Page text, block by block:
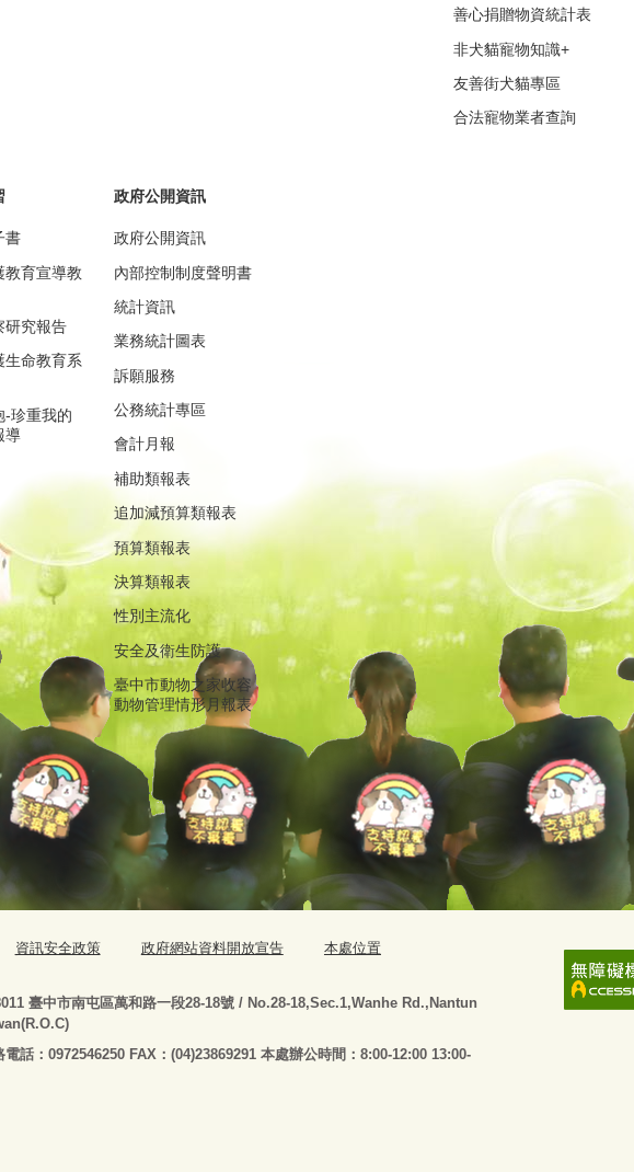
善心捐贈物資統計表
非犬貓寵物知識+
友善街犬貓專區
合法寵物業者查詢
書
教育宣導教
研究報告
生命教育系
-珍重我的
導
政府公開資訊
政府公開資訊
內部控制制度聲明書
統計資訊
業務統計圖表
訴願服務
公務統計專區
會計月報
補助類報表
追加減預算類報表
預算類報表
決算類報表
性別主流化
安全及衛生防護
臺中市動物之家收容
動物管理情形月報表
資訊安全政策 政府網站資料開放宣告 本處位置
臺中市南屯區萬和路一段28-18號 / No.28-18,Sec.1,Wanhe Rd.,Nantun
話：0972546250 FAX：(04)23869291 本處辦公時間：8:00-12:00 13:00-